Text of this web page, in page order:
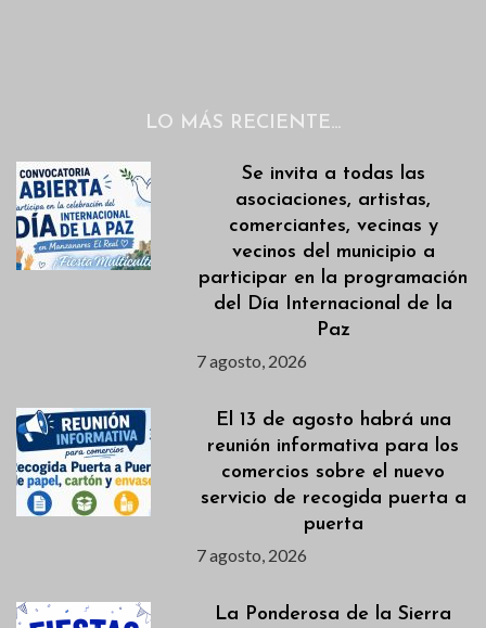
LO MÁS RECIENTE…
Se invita a todas las
asociaciones, artistas,
comerciantes, vecinas y
vecinos del municipio a
participar en la programación
del Día Internacional de la
Paz
7 agosto, 2026
El 13 de agosto habrá una
reunión informativa para los
comercios sobre el nuevo
servicio de recogida puerta a
puerta
7 agosto, 2026
La Ponderosa de la Sierra